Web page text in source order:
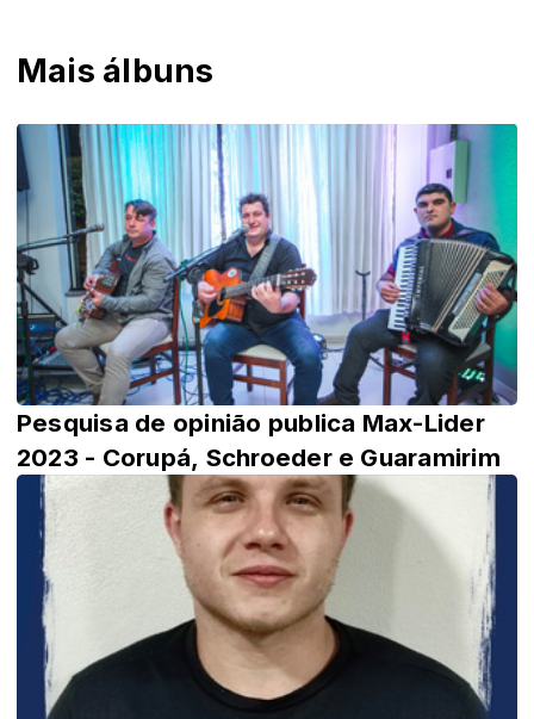
Mais álbuns
Pesquisa de opinião publica Max-Lider
2023 - Corupá, Schroeder e Guaramirim